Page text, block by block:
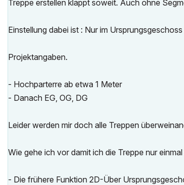
Treppe erstellen klappt soweit. Auch ohne
Einstellung dabei ist : Nur im
Projektangaben.
- Hochparterre ab etwa 1 Meter
- Danach EG, OG, DG
Leider werden mir doch alle Treppen
Wie gehe ich vor damit ich die Treppe nur einmal
- Die frühere Funktion 2D-Über